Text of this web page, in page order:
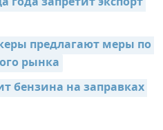
предлагают меры по
рынка
бензина на заправках